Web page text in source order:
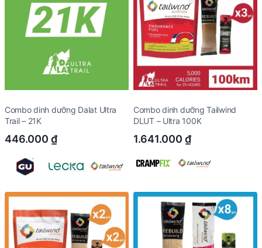
Combo dinh dưỡng Dalat Ultra
Trail – 21K
446.000 ₫
Combo dinh dưỡng Tailwind
DLUT – Ultra 100K
1.641.000 ₫